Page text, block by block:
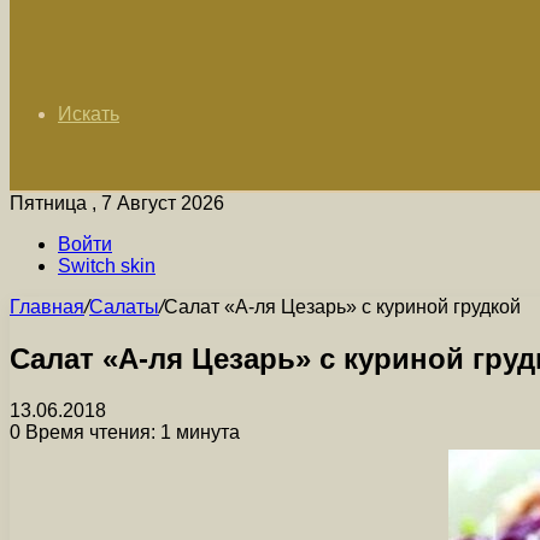
Искать
Пятница , 7 Август 2026
Войти
Switch skin
Главная/Салаты/Салат «А-ля Цезарь» с куриной грудкой
Салат «А-ля Цезарь» с куриной
13.06.2018
0 Время чтения: 1 минута